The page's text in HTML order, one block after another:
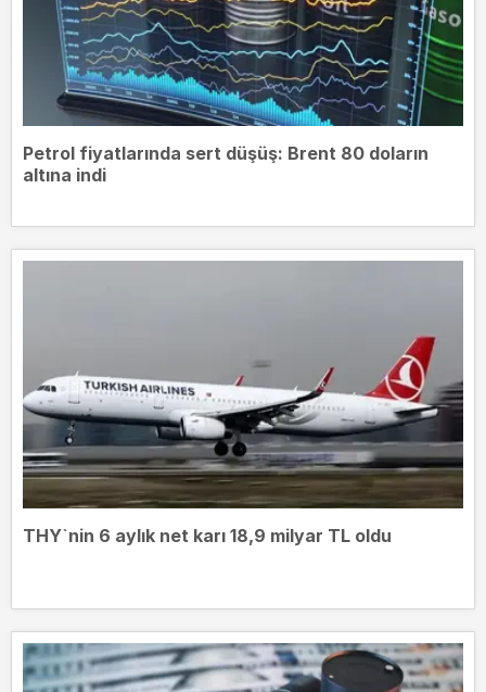
Petrol fiyatlarında sert düşüş: Brent 80 doların
altına indi
THY`nin 6 aylık net karı 18,9 milyar TL oldu